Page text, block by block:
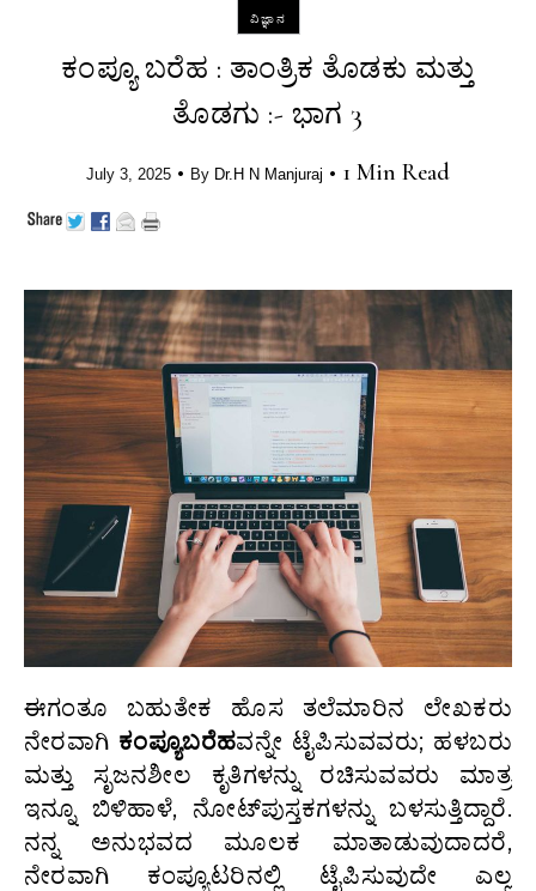
ವಿಜ್ಞಾನ
ಕಂಪ್ಯೂ ಬರೆಹ : ತಾಂತ್ರಿಕ ತೊಡಕು ಮತ್ತು
ತೊಡಗು :- ಭಾಗ 3
July 3, 2025 • By Dr.H N Manjuraj • 1 Min Read
ಈಗಂತೂ ಬಹುತೇಕ ಹೊಸ ತಲೆಮಾರಿನ ಲೇಖಕರು
ನೇರವಾಗಿ ಕಂಪ್ಯೂಬರೆಹವನ್ನೇ ಟೈಪಿಸುವವರು; ಹಳಬರು
ಮತ್ತು ಸೃಜನಶೀಲ ಕೃತಿಗಳನ್ನು ರಚಿಸುವವರು ಮಾತ್ರ
ಇನ್ನೂ ಬಿಳಿಹಾಳೆ, ನೋಟ್‌ಪುಸ್ತಕಗಳನ್ನು ಬಳಸುತ್ತಿದ್ದಾರೆ.
ನನ್ನ ಅನುಭವದ ಮೂಲಕ ಮಾತಾಡುವುದಾದರೆ,
ನೇರವಾಗಿ ಕಂಪ್ಯೂಟರಿನಲ್ಲಿ ಟೈಪಿಸುವುದೇ ಎಲ್ಲ